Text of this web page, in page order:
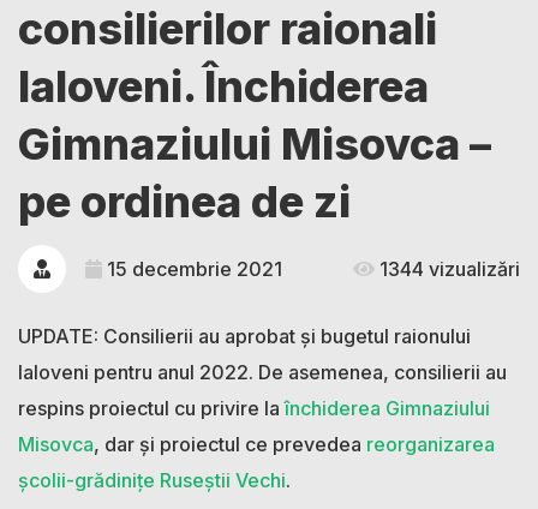
consilierilor raionali
Ialoveni. Închiderea
Gimnaziului Misovca –
pe ordinea de zi
15 decembrie 2021 1344 vizualizări
UPDATE: Consilierii au aprobat și bugetul raionului
Ialoveni pentru anul 2022. De asemenea, consilierii au
respins proiectul cu privire laînchiderea Gimnaziului
Misovca, dar și proiectul ce prevedea reorganizarea
școlii-grădinițe Ruseștii Vechi.